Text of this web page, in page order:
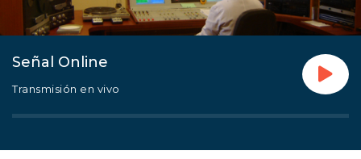
Señal Online
Transmisión en vivo